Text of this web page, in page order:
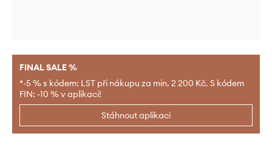
FINAL SALE %
*-5 % s kódem: LST při nákupu za min. 2 200 Kč. S kódem
FIN: -10 % v aplikaci!
Stáhnout aplikaci